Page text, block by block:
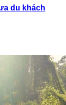
du khách